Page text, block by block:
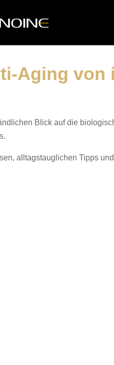
Aging von
Blick auf die
alltagstauglichen Tipps